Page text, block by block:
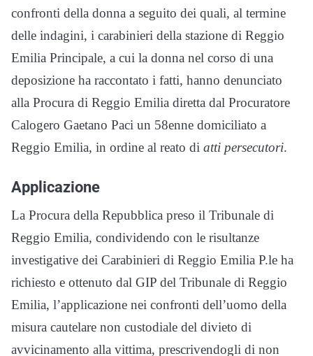
confronti della donna a seguito dei quali, al termine
delle indagini, i carabinieri della stazione di Reggio
Emilia Principale, a cui la donna nel corso di una
deposizione ha raccontato i fatti, hanno denunciato
alla Procura di Reggio Emilia diretta dal Procuratore
Calogero Gaetano Paci un 58enne domiciliato a
Reggio Emilia, in ordine al reato di atti persecutori.
Applicazione
La Procura della Repubblica preso il Tribunale di
Reggio Emilia, condividendo con le risultanze
investigative dei Carabinieri di Reggio Emilia P.le ha
richiesto e ottenuto dal GIP del Tribunale di Reggio
Emilia, l’applicazione nei confronti dell’uomo della
misura cautelare non custodiale del divieto di
avvicinamento alla vittima, prescrivendogli di non